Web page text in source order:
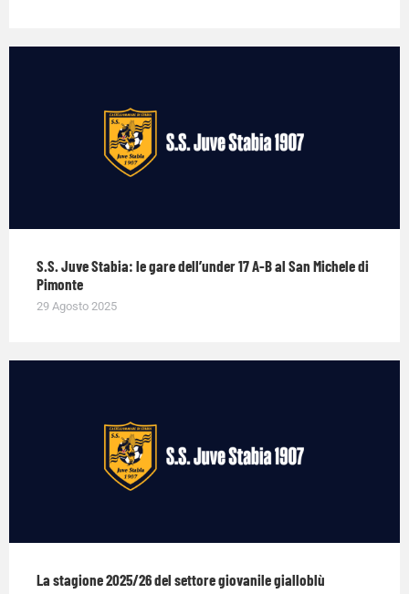
S.S. Juve Stabia: le gare dell’under 17 A-B al San Michele di
Pimonte
29 Agosto 2025
La stagione 2025/26 del settore giovanile gialloblù